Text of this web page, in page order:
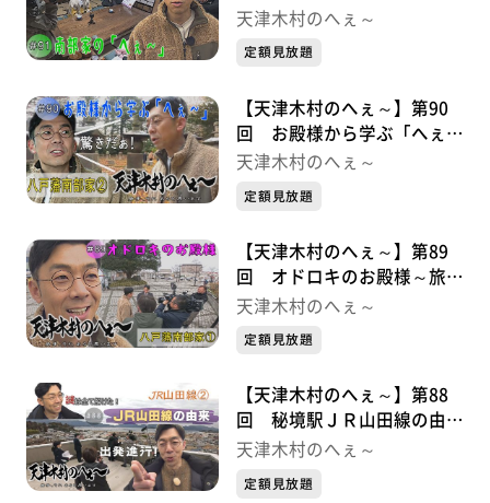
戸藩南部家シリーズ③
天津木村のへぇ～
定額見放題
【天津木村のへぇ～】第90
回 お殿様から学ぶ「へぇ
～」 八戸藩南部家シリーズ
天津木村のへぇ～
定額見放題
【天津木村のへぇ～】第89
回 オドロキのお殿様～旅の
始まり～ 八戸藩南部家シリ
天津木村のへぇ～
定額見放題
【天津木村のへぇ～】第88
回 秘境駅ＪＲ山田線の由来
が解明！ ＪＲ山田線シリー
天津木村のへぇ～
定額見放題